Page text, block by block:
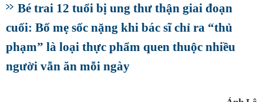
Bé trai 12 tuổi bị ung thư thận giai đoạn
cuối: Bố mẹ sốc nặng khi bác sĩ chỉ ra “thủ
phạm” là loại thực phẩm quen thuộc nhiều
người vẫn ăn mỗi ngày